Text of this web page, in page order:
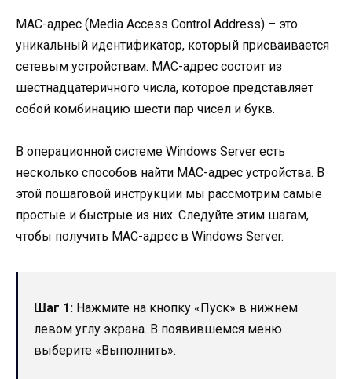
MAC-адрес (Media Access Control Address) – это
уникальный идентификатор, который присваивается
сетевым устройствам. MAC-адрес состоит из
шестнадцатеричного числа, которое представляет
собой комбинацию шести пар чисел и букв.
В операционной системе Windows Server есть
несколько способов найти MAC-адрес устройства. В
этой пошаговой инструкции мы рассмотрим самые
простые и быстрые из них. Следуйте этим шагам,
чтобы получить MAC-адрес в Windows Server.
Шаг 1: Нажмите на кнопку «Пуск» в нижнем
левом углу экрана. В появившемся меню
выберите «Выполнить».